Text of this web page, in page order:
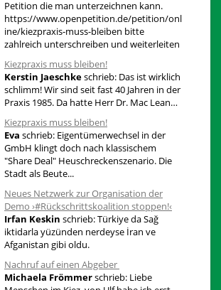
a
c
h
:
Petition die man unterzeichnen kann.
https://www.openpetition.de/petition/onl
ine/kiezpraxis-muss-bleiben bitte
zahlreich unterschreiben und weiterleiten
Kiezpraxis muss bleiben!
Kerstin Jaeschkeschrieb: Das ist wirklich
schlimm! Wir sind seit fast 40 Jahren in der
Praxis 1985. Da hatte Herr Dr. Mac Lean…
Kiezpraxis muss bleiben!
Eva schrieb: Eigentümerwechsel in der
GmbH klingt doch nach klassischem
"Share Deal" Heuschreckenszenario. Die
Stadt als Beute...
Neues Netzwerk zur Organisation der
Demo ›#Rückschrittskoalition stoppen!‹
Irfan Keskin schrieb:Türkiye da Sağ
iktidarla yüzünden nerdeyse İran ve
Afganistan gibi oldu.
Nachruf auf einen Abgeber
Michaela Frömmerschrieb: Liebe